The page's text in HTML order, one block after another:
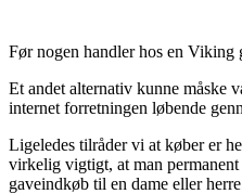
Før nogen handler hos en Viking
Et andet alternativ kunne måske
internet forretningen løbende
Ligeledes tilråder vi at køber er
virkelig vigtigt, at man
gaveindkøb til en dame eller